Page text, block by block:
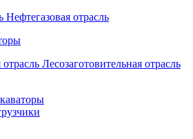
Нефтегазовая отрасль
Лесозаготовительная отрасль